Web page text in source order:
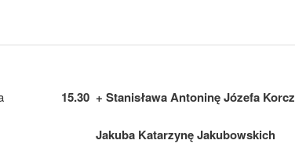
15.30 + Stanisława Antoninę Józefa Korcz
Jakuba Katarzynę Jakubowskich